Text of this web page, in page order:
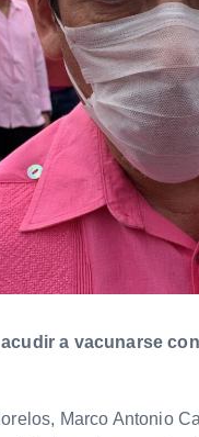
a vacunarse
Marco Antonio